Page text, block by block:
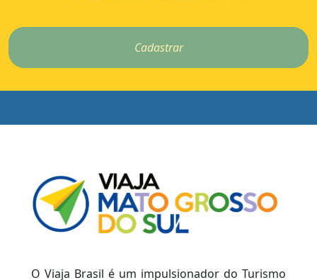
Cadastrar
O Viaja Brasil é um impulsionador do Turismo